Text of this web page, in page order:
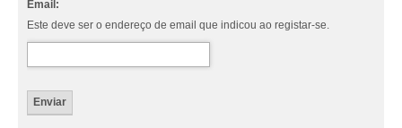
Email:
Este deve ser o endereço de email que indicou ao registar-se.